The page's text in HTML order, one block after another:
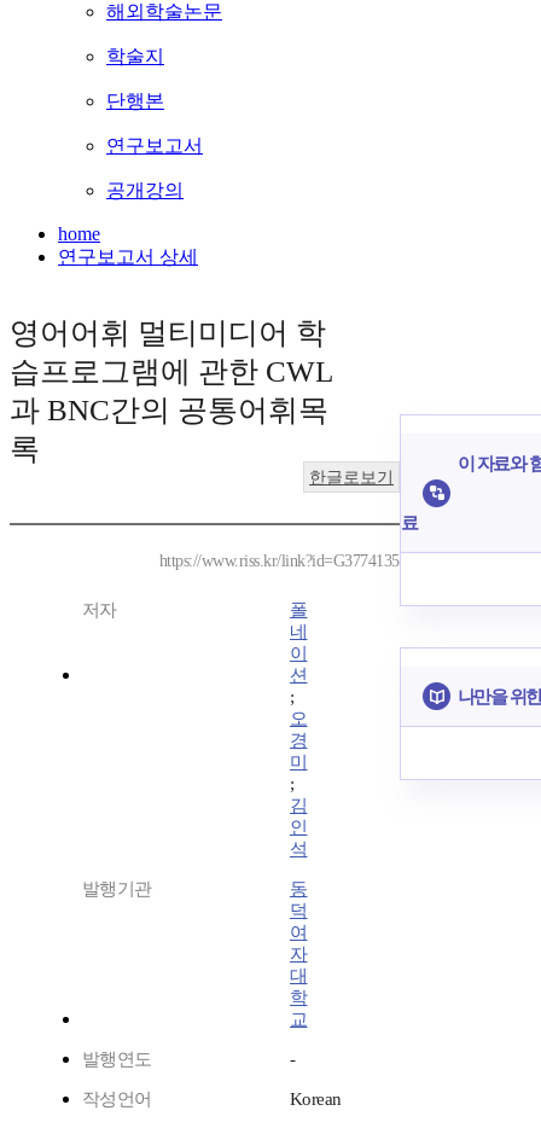
해외학술논문
학술지
단행본
연구보고서
공개강의
home
연구보고서 상세
영어어휘 멀티미디어 학
습프로그램에 관한 CWL
과 BNC간의 공통어휘목
록
한글로보기
https://www.riss.kr/link?id=G3774135
저자
폴
네
이
션
;
오
경
미
;
김
인
석
발행기관
동
덕
여
자
대
학
교
발행연도 -
작성언어 Korean
이 자료와
료
나만을 위